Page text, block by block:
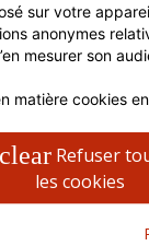
sur votre
anonymes
mesurer son
matière cookies
clear Refuser
les cookies